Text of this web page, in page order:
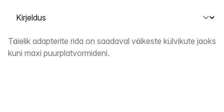
Vahekaardi valimine
Kirjeldus
Täielik adapterite rida on saadaval väikeste külvikute jaoks
kuni maxi puurplatvormideni.